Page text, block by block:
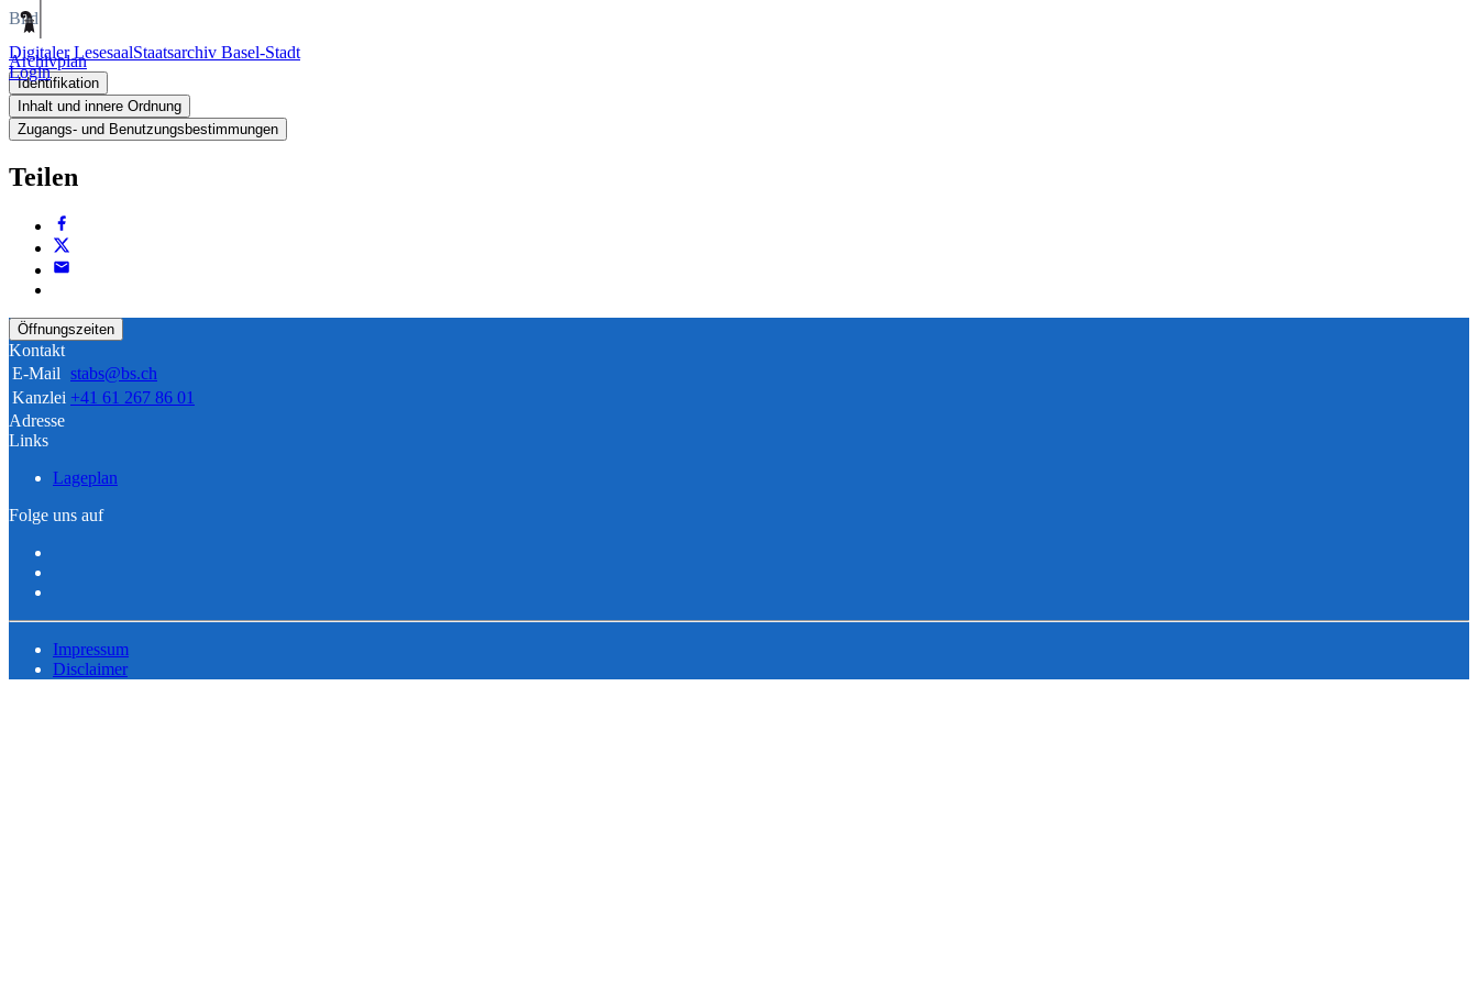
Digitaler LesesaalStaatsarchiv Basel-Stadt
Login
Bild
Archivplan
Identifikation
Inhalt und innere Ordnung
Zugangs- und Benutzungsbestimmungen
Teilen
Öffnungszeiten
Kontakt
E-Mail stabs@bs.ch
Kanzlei +41 61 267 86 01
Adresse
Links
Lageplan
Folge uns auf
Impressum
Disclaimer